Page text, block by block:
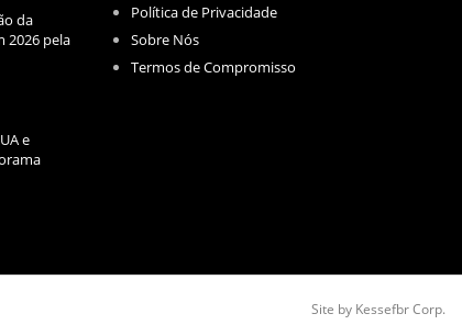
da
2026 pela
e
Política de Privacidade
Sobre Nós
Termos de Compromisso
Site by Kessefbr Corp.